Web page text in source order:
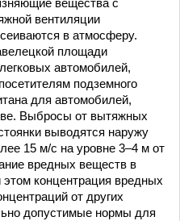
вещества с
вентиляции
в атмосферу.
площади
автомобилей,
подземного
для автомобилей,
Выбросы от вытяжных
выводятся наружу
15 м/с на уровне 3–4 м от
вредных веществ в
концентрация вредных
от других
допустимые нормы для